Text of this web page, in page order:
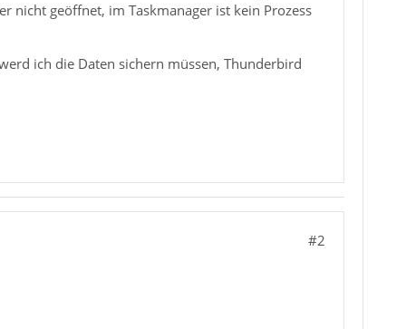
nicht geöffnet, im Taskmanager ist kein Prozess
ich die Daten sichern müssen, Thunderbird
#2